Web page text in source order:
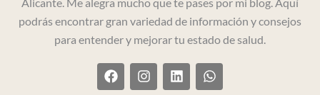
podrás encontrar gran variedad de información y consejos
para entender y mejorar tu estado de salud.
F
a
I
n
L
i
W
h